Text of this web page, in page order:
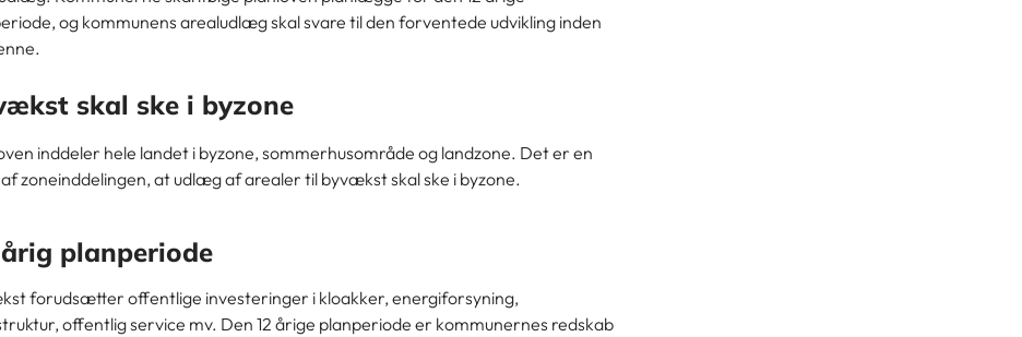
og kommunens arealudlæg skal svare til den forventede udvikling inden
skal ske i byzone
inddeler hele landet i byzone, sommerhusområde og landzone. Det er en
zoneinddelingen, at udlæg af arealer til byvækst skal ske i byzone.
planperiode
forudsætter offentlige investeringer i kloakker, energiforsyning,
offentlig service mv. Den 12 årige planperiode er kommunernes redskab